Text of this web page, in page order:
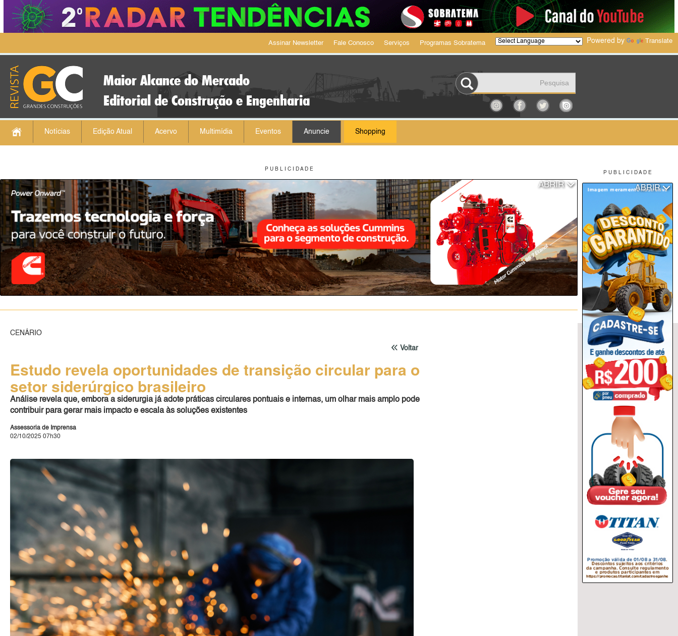
P U B L I C I D A D E
ABRIR
Assinar Newsletter Fale Conosco Serviços Programas Sobratema Powered by Translate
Maior Alcance do Mercado
Editorial de Construção e Engenharia
Notícias Edição Atual Acervo Multimídia Eventos Anuncie Shopping
P U B L I C I D A D E
ABRIR
CENÁRIO
Voltar
Estudo revela oportunidades de transição circular para o
setor siderúrgico brasileiro
Análise revela que, embora a siderurgia já adote práticas circulares pontuais e internas, um olhar mais amplo pode
contribuir para gerar mais impacto e escala às soluções existentes
Assessoria de Imprensa
02/10/2025 07h30